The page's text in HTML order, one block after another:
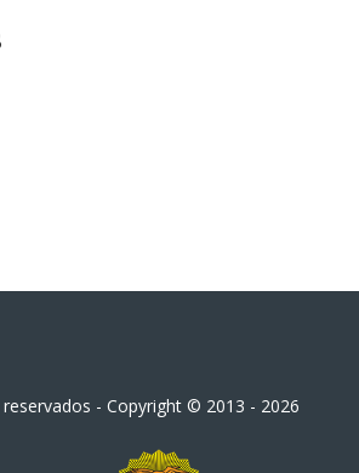
- Copyright © 2013 - 2026